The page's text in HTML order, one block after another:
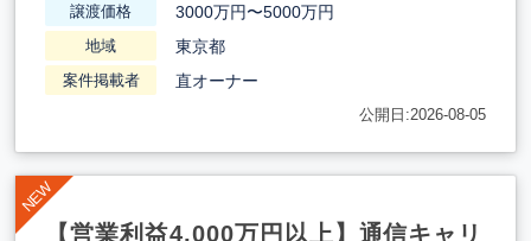
譲渡価格 3000万円〜5000万円
地域 東京都
案件掲載者 直オーナー
公開日:2026-08-05
【営業利益4,000万円以上】通信キャリ